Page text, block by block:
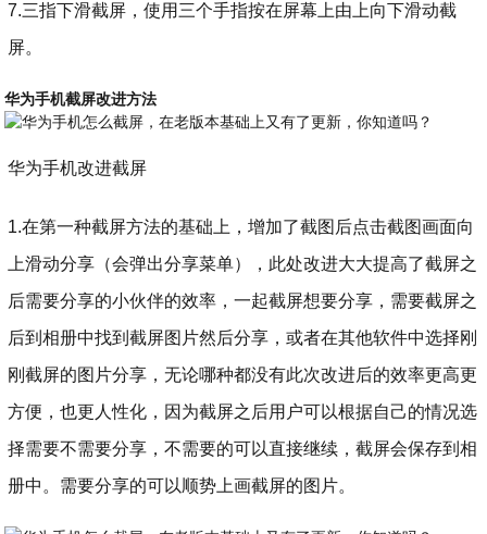
7.三指下滑截屏，使用三个手指按在屏幕上由上向下滑动截
屏。
华为手机截屏改进方法
华为手机改进截屏
1.在第一种截屏方法的基础上，增加了截图后点击截图画面向
上滑动分享（会弹出分享菜单），此处改进大大提高了截屏之
后需要分享的小伙伴的效率，一起截屏想要分享，需要截屏之
后到相册中找到截屏图片然后分享，或者在其他软件中选择刚
刚截屏的图片分享，无论哪种都没有此次改进后的效率更高更
方便，也更人性化，因为截屏之后用户可以根据自己的情况选
择需要不需要分享，不需要的可以直接继续，截屏会保存到相
册中。需要分享的可以顺势上画截屏的图片。